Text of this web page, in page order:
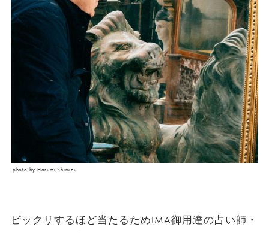
photo by Harumi Shimizu
ビックリするほど当たるためIMA御用達の占い師・